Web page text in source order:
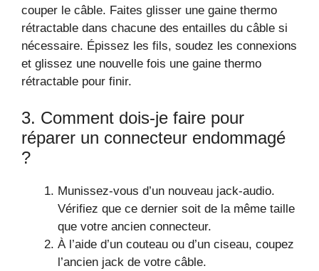
couper le câble. Faites glisser une gaine thermo
rétractable dans chacune des entailles du câble si
nécessaire. Épissez les fils, soudez les connexions
et glissez une nouvelle fois une gaine thermo
rétractable pour finir.
3. Comment dois-je faire pour
réparer un connecteur endommagé
?
Munissez-vous d’un nouveau jack-audio.
Vérifiez que ce dernier soit de la même taille
que votre ancien connecteur.
À l’aide d’un couteau ou d’un ciseau, coupez
l’ancien jack de votre câble.